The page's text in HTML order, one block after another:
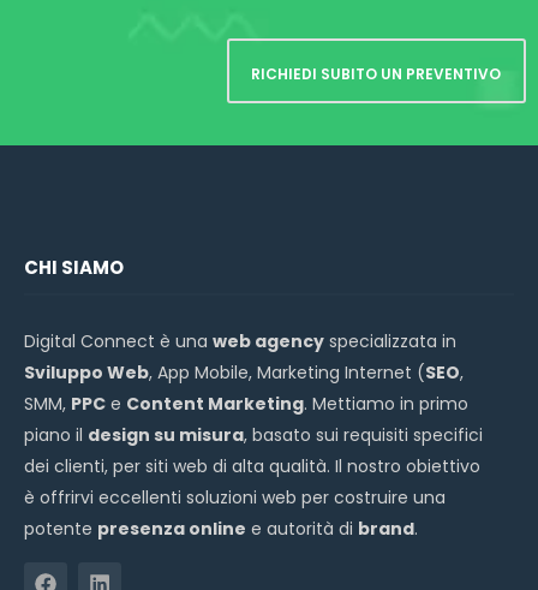
RICHIEDI SUBITO UN PREVENTIVO
CHI SIAMO
Digital Connect è una web agency specializzata in
Sviluppo Web, App Mobile, Marketing Internet (SEO,
SMM, PPC e Content Marketing. Mettiamo in primo
piano il design su misura, basato sui requisiti specifici
dei clienti, per siti web di alta qualità. Il nostro obiettivo
è offrirvi eccellenti soluzioni web per costruire una
potente presenza online e autorità di brand.